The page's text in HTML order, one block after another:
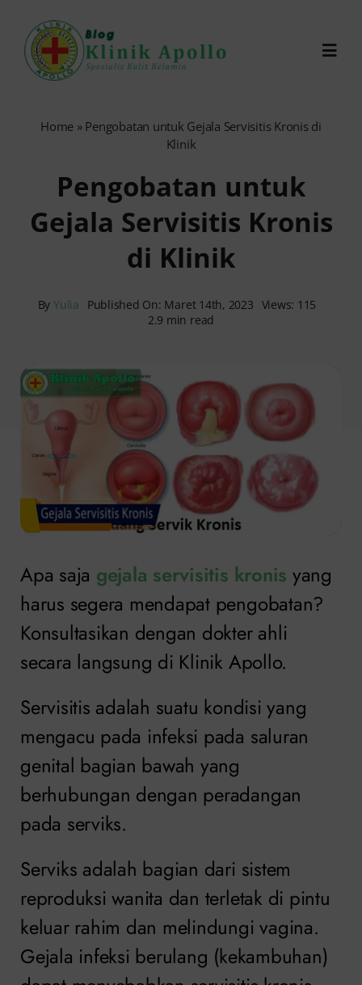
content
Reservasi Online
Home » Pengobatan untuk Gejala Servisitis Kronis di
Klinik
Pengobatan untuk
Gejala Servisitis Kronis
di Klinik
ByYulia Published On: Maret 14th, 2023 Views: 115
2.9 min read
Apa saja gejala servisitis kronis yang
harus segera mendapat pengobatan?
Konsultasikan dengan dokter ahli
secara langsung di Klinik Apollo.
Servisitis adalah suatu kondisi yang
mengacu pada infeksi pada saluran
genital bagian bawah yang
berhubungan dengan peradangan
pada serviks.
Serviks adalah bagian dari sistem
reproduksi wanita dan terletak di pintu
keluar rahim dan melindungi vagina.
Gejala infeksi berulang (kekambuhan)